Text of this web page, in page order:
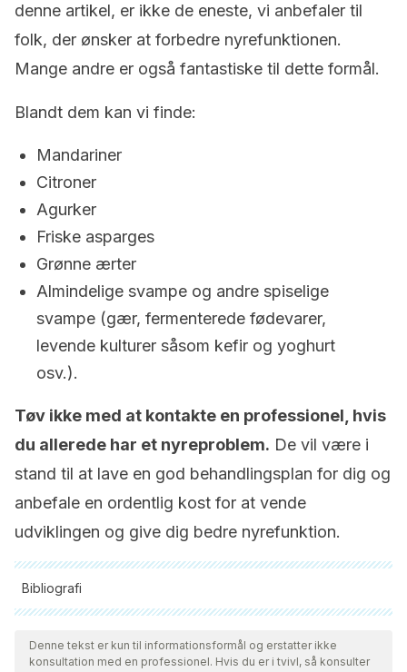
denne artikel, er ikke de eneste, vi anbefaler til
folk, der ønsker at forbedre nyrefunktionen.
Mange andre er også fantastiske til dette formål.
Blandt dem kan vi finde:
Mandariner
Citroner
Agurker
Friske asparges
Grønne ærter
Almindelige svampe og andre spiselige
svampe (gær, fermenterede fødevarer,
levende kulturer såsom kefir og yoghurt
osv.).
Tøv ikke med at kontakte en professionel, hvis
du allerede har et nyreproblem. De vil være i
stand til at lave en god behandlingsplan for dig og
anbefale en ordentlig kost for at vende
udviklingen og give dig bedre nyrefunktion.
Bibliografi
Alle citerede kilder blev grundigt gennemgået af vores team
for at sikre deres kvalitet, pålidelighed, aktualitet og validitet.
Bibliografien i denne artikel blev betragtet som pålidelig og af
Denne tekst er kun til informationsformål og erstatter ikke
konsultation med en professionel. Hvis du er i tvivl, så konsulter